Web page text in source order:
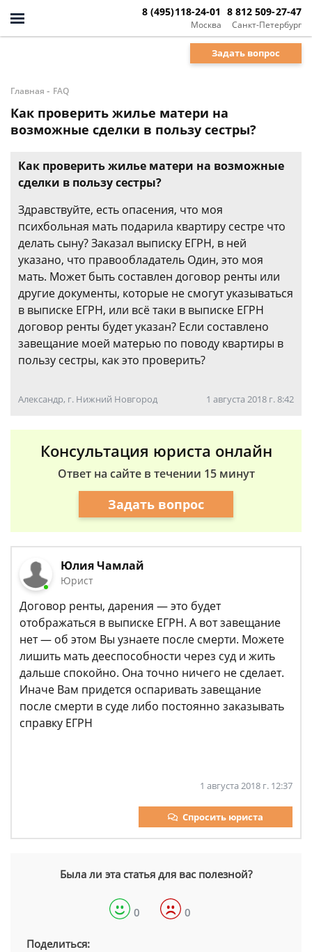
Москва
8 (495)118-24-01
Санкт-Петербург
8 812 509-27-47
Задать вопрос
Главная - FAQ
Как проверить жилье матери на
возможные сделки в пользу сестры?
Как проверить жилье матери на возможные
сделки в пользу сестры?
Здравствуйте, есть опасения, что моя
психбольная мать подарила квартиру сестре что
делать сыну? Заказал выписку ЕГРН, в ней
указано, что правообладатель Один, это моя
мать. Может быть составлен договор ренты или
другие документы, которые не смогут указываться
в выписке ЕГРН, или всё таки в выписке ЕГРН
договор ренты будет указан? Если составлено
завещание моей матерью по поводу квартиры в
пользу сестры, как это проверить?
Александр, г. Нижний Новгород 1 августа 2018 г. 8:42
Консультация юриста онлайн
Ответ на сайте в течении 15 минут
Задать вопрос
Юлия Чамлай
Юрист
Договор ренты, дарения — это будет
отображаться в выписке ЕГРН. А вот завещание
нет — об этом Вы узнаете после смерти. Можете
лишить мать дееспособности через суд и жить
дальше спокойно. Она точно ничего не сделает.
Иначе Вам придется оспаривать завещание
после смерти в суде либо постоянно заказывать
справку ЕГРН
1 августа 2018 г. 12:37
Спросить юриста
Была ли эта статья для вас полезной?
0 0
Поделиться: